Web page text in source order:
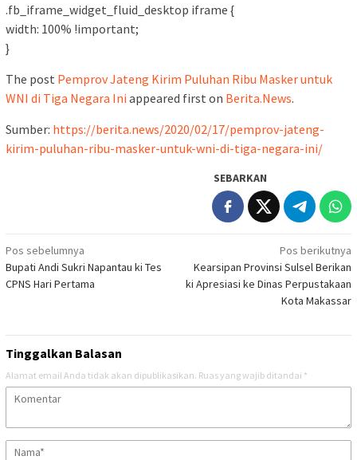
.fb_iframe_widget_fluid_desktop iframe {
width: 100% !important;
}
The post Pemprov Jateng Kirim Puluhan Ribu Masker untuk
WNI di Tiga Negara Ini appeared first on Berita.News.
Sumber: https://berita.news/2020/02/17/pemprov-jateng-
kirim-puluhan-ribu-masker-untuk-wni-di-tiga-negara-ini/
SEBARKAN
Navigasi
pos
Pos sebelumnya
Bupati Andi Sukri Napantau ki Tes
CPNS Hari Pertama
Pos berikutnya
Kearsipan Provinsi Sulsel Berikan
ki Apresiasi ke Dinas Perpustakaan
Kota Makassar
Tinggalkan Balasan
Alamat email Anda tidak akan dipublikasikan. Ruas yang wajib ditandai *